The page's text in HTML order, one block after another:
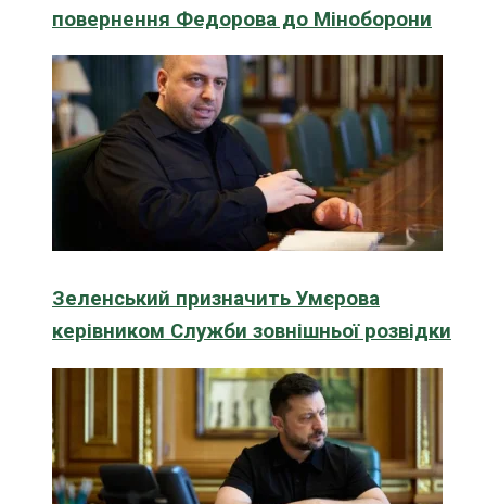
повернення Федорова до Міноборони
Зеленський призначить Умєрова
керівником Служби зовнішньої розвідки